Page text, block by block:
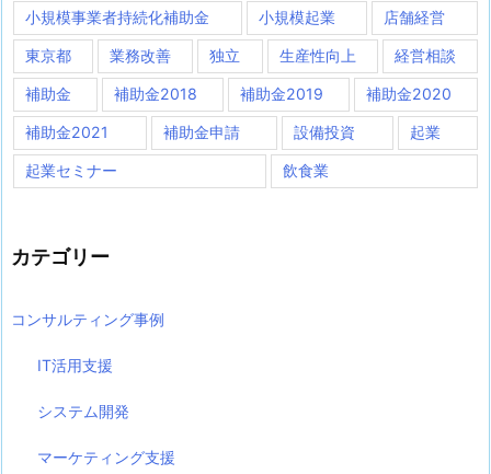
小規模事業者持続化補助金 小規模起業 店舗経営
東京都 業務改善 独立 生産性向上 経営相談
補助金 補助金2018 補助金2019 補助金2020
補助金2021 補助金申請 設備投資 起業
起業セミナー 飲食業
カテゴリー
コンサルティング事例
IT活用支援
システム開発
マーケティング支援